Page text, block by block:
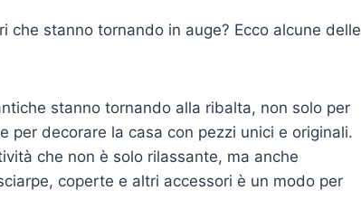
che stanno tornando in auge? Ecco alcune delle
stanno tornando alla ribalta, non solo per
per decorare la casa con pezzi unici e originali.
che non è solo rilassante, ma anche
coperte e altri accessori è un modo per